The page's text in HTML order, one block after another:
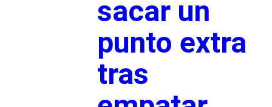
sacar un
punto extra
tras